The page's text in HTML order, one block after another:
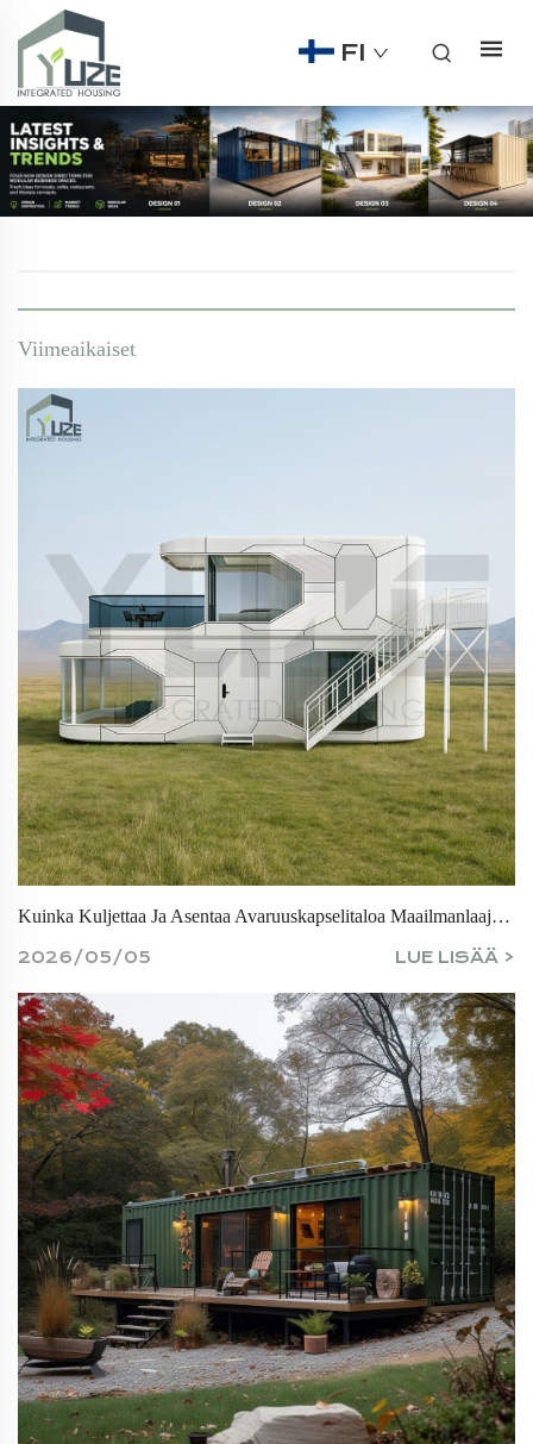
FI
Viimeaikaiset
Kuinka Kuljettaa Ja Asentaa Avaruuskapselitaloa Maailmanlaajuisesti
2026/05/05 LUE LISÄÄ >